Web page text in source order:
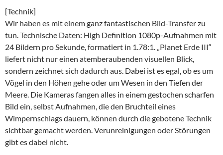
[Technik]
Wir haben es mit einem ganz fantastischen Bild-Transfer zu
tun. Technische Daten: High Definition 1080p-Aufnahmen mit
24 Bildern pro Sekunde, formatiert in 1.78:1. „Planet Erde III“
liefert nicht nur einen atemberaubenden visuellen Blick,
sondern zeichnet sich dadurch aus. Dabei ist es egal, ob es um
Vögel in den Höhen gehe oder um Wesen in den Tiefen der
Meere. Die Kameras fangen alles in einem gestochen scharfen
Bild ein, selbst Aufnahmen, die den Bruchteil eines
Wimpernschlags dauern, können durch die gebotene Technik
sichtbar gemacht werden. Verunreinigungen oder Störungen
gibt es dabei nicht.